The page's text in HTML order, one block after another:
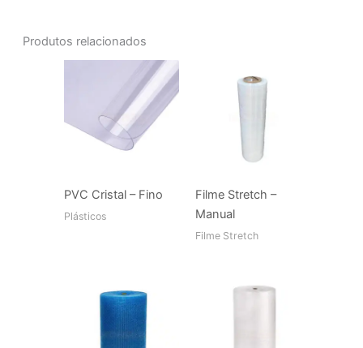
Produtos relacionados
PVC Cristal – Fino
Plásticos
Filme Stretch –
Manual
Filme Stretch